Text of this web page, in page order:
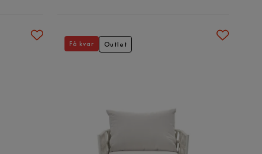
Få kvar Outlet